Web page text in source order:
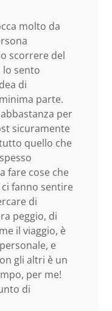
molto da
scorrere del
lo sento
di
parte.
per
sicuramente
quello che
fare cose che
fanno sentire
di
peggio, di
il viaggio, è
e
gli altri è un
per me!
di